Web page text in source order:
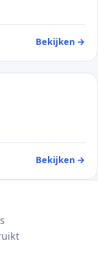
Bekijken →
Bekijken →